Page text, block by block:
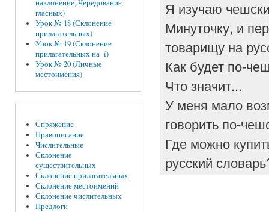
наклонение, Чередование
гласных)
Урок № 18 (Склонение
прилагательных)
Урок № 19 (Склонение
прилагательных на -í)
Урок № 20 (Личные
местоимения)
Спряжение
Правописание
Числительные
Склонение
существительных
Склонение прилагательных
Склонение местоимений
Склонение числительных
Предлоги
Я изучаю
Минуточку, и
товарищу на
Как будет по-
Что значит...
У меня мало
говорить по-
Где можно
русский